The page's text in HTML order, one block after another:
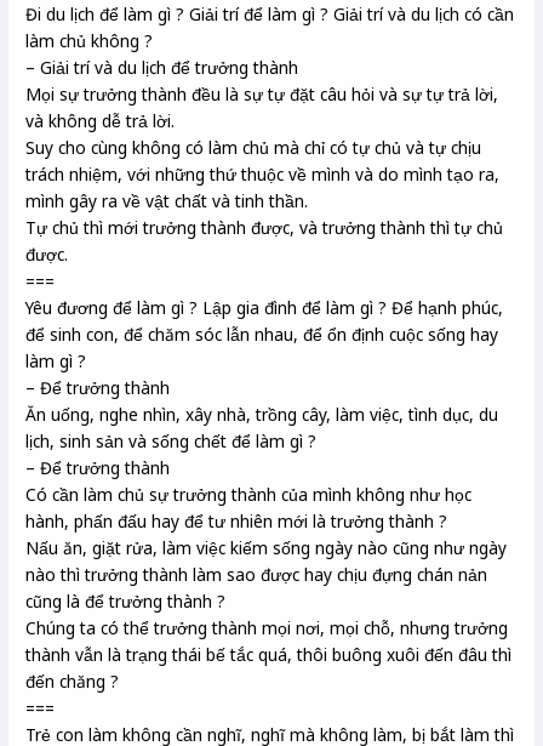
Đi du lịch để làm gì ? Giải trí để làm gì ? Giải trí và du lịch có cần
làm chủ không ?
– Giải trí và du lịch để trưởng thành
Mọi sự trưởng thành đều là sự tự đặt câu hỏi và sự tự trả lời,
và không dễ trả lời.
Suy cho cùng không có làm chủ mà chỉ có tự chủ và tự chịu
trách nhiệm, với những thứ thuộc về mình và do mình tạo ra,
mình gây ra về vật chất và tinh thần.
Tự chủ thì mới trưởng thành được, và trưởng thành thì tự chủ
được.
===
Yêu đương để làm gì ? Lập gia đình để làm gì ? Để hạnh phúc,
để sinh con, để chăm sóc lẫn nhau, để ổn định cuộc sống hay
làm gì ?
– Để trưởng thành
Ăn uống, nghe nhìn, xây nhà, trồng cây, làm việc, tình dục, du
lịch, sinh sản và sống chết để làm gì ?
– Để trưởng thành
Có cần làm chủ sự trưởng thành của mình không như học
hành, phấn đấu hay để tư nhiên mới là trưởng thành ?
Nấu ăn, giặt rửa, làm việc kiếm sống ngày nào cũng như ngày
nào thì trưởng thành làm sao được hay chịu đựng chán nản
cũng là để trưởng thành ?
Chúng ta có thể trưởng thành mọi nơi, mọi chỗ, nhưng trưởng
thành vẫn là trạng thái bế tắc quá, thôi buông xuôi đến đâu thì
đến chăng ?
===
Trẻ con làm không cần nghĩ, nghĩ mà không làm, bị bắt làm thì